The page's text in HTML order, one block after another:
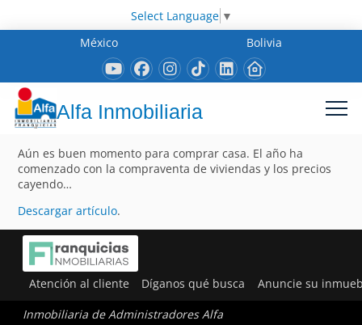
Select Language ▼
México
Bolivia
Alfa Inmobiliaria
Aún es buen momento para comprar casa. El año ha
comenzado con la compraventa de viviendas y los precios
cayendo…
Descargar artículo.
Atención al cliente Díganos qué busca Anuncie su
Inmobiliaria de Administradores Alfa